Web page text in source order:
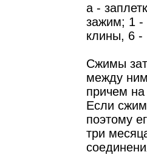
а -
зажим; 1 -
клины, 6 -
Сжимы
между
причем
Если
поэтому
три